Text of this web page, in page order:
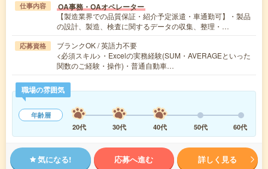
仕事内容 OA事務・OAオペレーター
【製造業界での品質保証・紹介予定派遣・車通勤可】・製品
の設計、製造、検査に関するデータの収集、整理・…
応募資格
ブランクOK / 英語力不要
<必須スキル>・Excelの実務経験(SUM・AVERAGEといった
関数のご経験・操作)・普通自動車…
職場の雰囲気
年齢層
20代
30代 40代 50代 60代
気になる! 応募へ進む 詳しく見る